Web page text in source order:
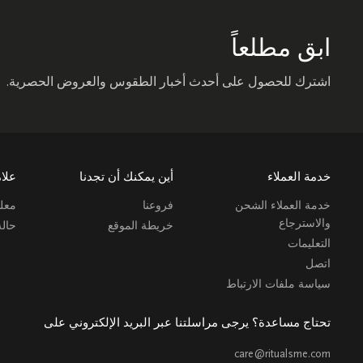
ابق مطلعاً
اشترك للحصول على أحدث أخبار الطقوس والعروض الحصرية.
خدمة العملاء
خدمة العملاء الشحن
والاسترجاع
التعليمات
اتصل
سياسة ملفات الارتباط
أين يمكنك أن تجدنا
فروعنا
خريطة الموقع
تحتاج مساعدة؟ يرجى مراسلتنا عبر البريد الإلكتروني على
care@ritualsme.com